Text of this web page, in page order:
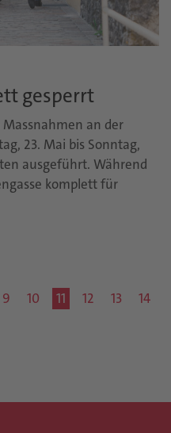
gesperrt
an der
23. Mai bis Sonntag,
ausgeführt. Während
komplett für
9 10 11 12 13
14